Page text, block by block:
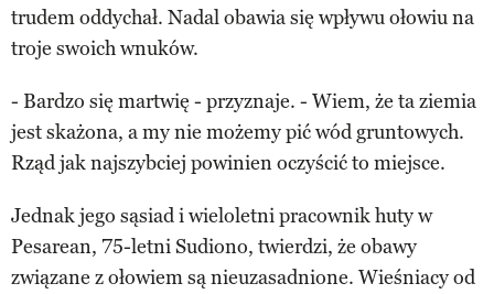
trudem oddychał. Nadal obawia się wpływu ołowiu na
troje swoich wnuków.
- Bardzo się martwię - przyznaje. - Wiem, że ta ziemia
jest skażona, a my nie możemy pić wód gruntowych.
Rząd jak najszybciej powinien oczyścić to miejsce.
Jednak jego sąsiad i wieloletni pracownik huty w
Pesarean, 75-letni Sudiono, twierdzi, że obawy
związane z ołowiem są nieuzasadnione. Wieśniacy od